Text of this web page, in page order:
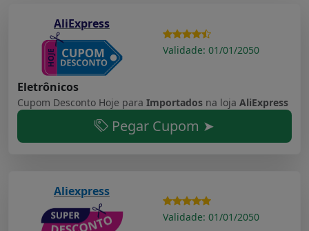
AliExpress
Validade: 01/01/2050
Eletrônicos
Cupom Desconto Hoje para Importados na loja AliExpress
Pegar Cupom ➤
Aliexpress
Validade: 01/01/2050